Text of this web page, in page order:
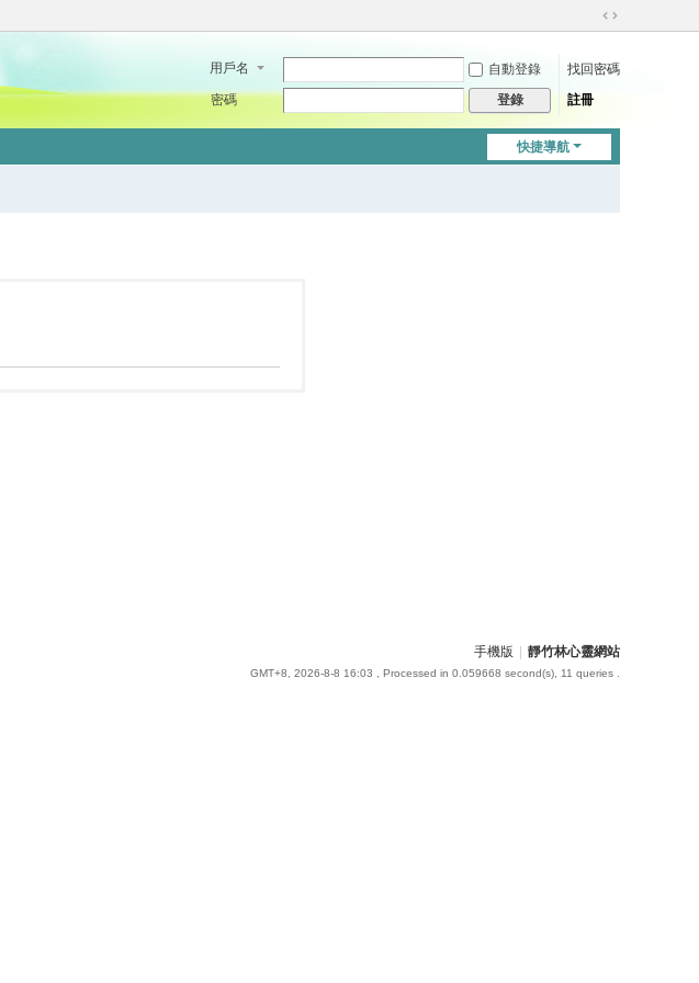
切
到
用戶名 自動登錄
找回密碼
密碼
登錄 註冊
快捷導航
手機版 靜竹林心靈網站
GMT+8, 2026-8-8 16:03 , Processed in 0.059668 second(s), 11 queries .